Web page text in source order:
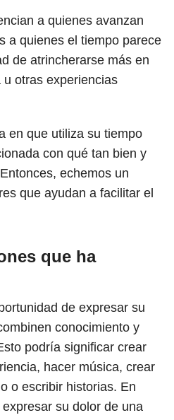
a quienes avanzan
a quienes el tiempo parece
de atrincherarse más en
otras experiencias
en que utiliza su tiempo
con qué tan bien y
echemos un
que ayudan a facilitar el
que ha
de expresar su
conocimiento y
podría significar crear
hacer música, crear
o escribir historias. En
su dolor de una